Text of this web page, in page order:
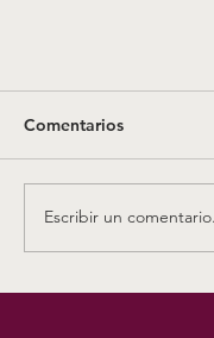
<p>El el
declaración por
Comentarios
Escribir un